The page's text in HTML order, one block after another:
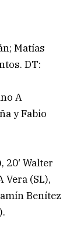
Matías
DT:
A
y Fabio
20′ Walter
Vera (SL),
Benítez